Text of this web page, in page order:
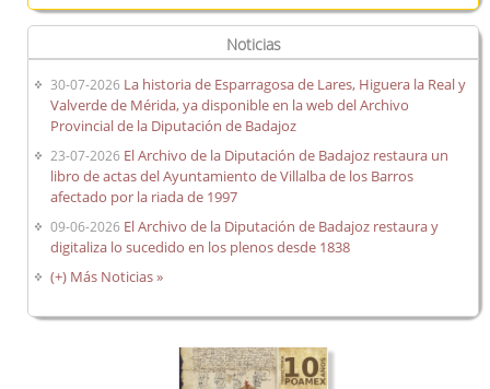
Noticias
30-07-2026 La historia de Esparragosa de Lares, Higuera la Real y
Valverde de Mérida, ya disponible en la web del Archivo
Provincial de la Diputación de Badajoz
23-07-2026 El Archivo de la Diputación de Badajoz restaura un
libro de actas del Ayuntamiento de Villalba de los Barros
afectado por la riada de 1997
09-06-2026 El Archivo de la Diputación de Badajoz restaura y
digitaliza lo sucedido en los plenos desde 1838
(+) Más Noticias »